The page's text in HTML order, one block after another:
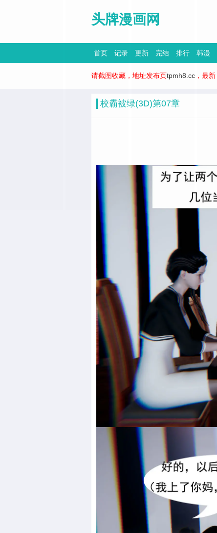
头牌漫画网
首页 记录 更新 完结 排行 韩漫
请截图收藏，地址发布页tpmh8.cc ，最新
校霸被绿(3D)第07章